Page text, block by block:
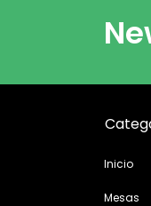
Inicio
Mesas